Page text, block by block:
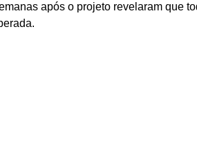
após o projeto revelaram que